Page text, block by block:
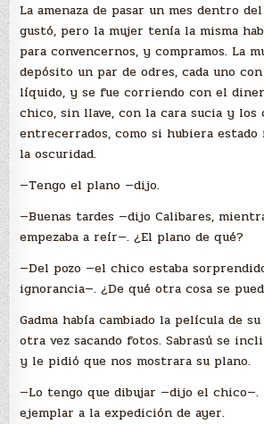
La amenaza de pasar un mes dentro
gustó, pero la mujer tenía la misma
para convencernos, y compramos. La
depósito un par de odres, cada uno
líquido, y se fue corriendo con el
chico, sin llave, con la cara sucia y los
entrecerrados, como si hubiera
la oscuridad.
—Tengo el plano —dijo.
—Buenas tardes —dijo Calibares,
empezaba a reír—. ¿El plano de qué?
—Del pozo —el chico estaba
ignorancia—. ¿De qué otra cosa se
Gadma había cambiado la película de
otra vez sacando fotos. Sabrasú se
y le pidió que nos mostrara su plano.
—Lo tengo que dibujar —dijo el
ejemplar a la expedición de ayer.